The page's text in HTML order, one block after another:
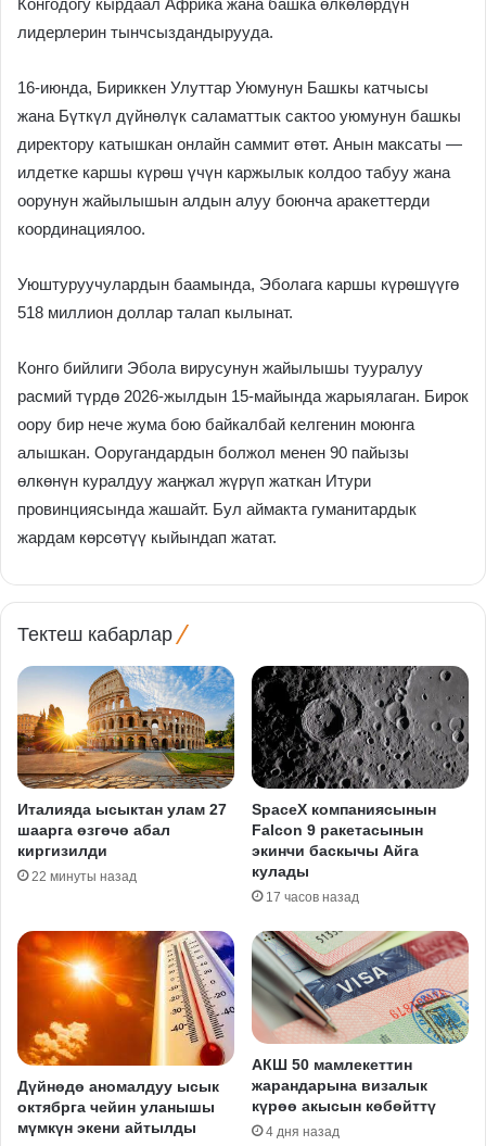
лидерлерин тынчсыздандырууда.
16-июнда, Бириккен Улуттар Уюмунун Башкы катчысы
жана Бүткүл дүйнөлүк саламаттык сактоо уюмунун башкы
директору катышкан онлайн саммит өтөт. Анын максаты —
илдетке каршы күрөш үчүн каржылык колдоо табуу жана
оорунун жайылышын алдын алуу боюнча аракеттерди
координациялоо.
Уюштуруучулардын баамында, Эболага каршы күрөшүүгө
518 миллион доллар талап кылынат.
Конго бийлиги Эбола вирусунун жайылышы тууралуу
расмий түрдө 2026-жылдын 15-майында жарыялаган. Бирок
оору бир нече жума бою байкалбай келгенин моюнга
алышкан. Ооругандардын болжол менен 90 пайызы
өлкөнүн куралдуу жаңжал жүрүп жаткан Итури
провинциясында жашайт. Бул аймакта гуманитардык
жардам көрсөтүү кыйындап жатат.
Тектеш кабарлар
Италияда ысыктан улам 27
шаарга өзгөчө абал
киргизилди
22 минуты назад
SpaceX компаниясынын
Falcon 9 ракетасынын
экинчи баскычы Айга
кулады
17 часов назад
Дүйнөдө аномалдуу ысык
октябрга чейин уланышы
мүмкүн экени айтылды
АКШ 50 мамлекеттин
жарандарына визалык
күрөө акысын көбөйттү
4 дня назад